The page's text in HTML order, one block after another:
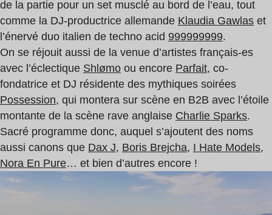
de la partie pour un set musclé au bord de l’eau, tout
comme la DJ-productrice allemande Klaudia Gawlas et
l’énervé duo italien de techno acid 999999999.
On se réjouit aussi de la venue d’artistes français-es
avec l’éclectique Shlømo ou encore Parfait, co-
fondatrice et DJ résidente des mythiques soirées
Possession, qui montera sur scène en B2B avec l’étoile
montante de la scène rave anglaise Charlie Sparks.
Sacré programme donc, auquel s’ajoutent des noms
aussi canons que Dax J, Boris Brejcha, I Hate Models,
Nora En Pure… et bien d’autres encore !